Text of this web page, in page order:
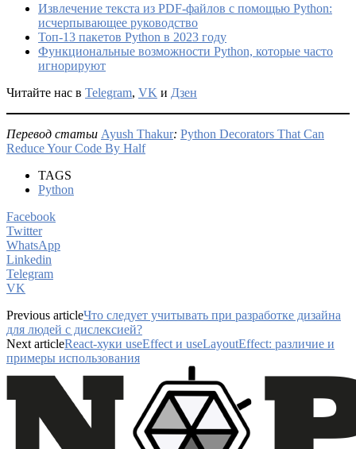
Извлечение текста из PDF-файлов с помощью Python:
исчерпывающее руководство
Топ-13 пакетов Python в 2023 году
Функциональные возможности Python, которые часто
игнорируют
Читайте нас в Telegram, VK и Дзен
Перевод статьи Ayush Thakur: Python Decorators That Can
Reduce Your Code By Half
TAGS
Python
Facebook
Twitter
WhatsApp
Linkedin
Telegram
VK
Previous articleЧто следует учитывать при разработке дизайна
для людей с дислексией?
Next articleReact-хуки useEffect и useLayoutEffect: различие и
примеры использования